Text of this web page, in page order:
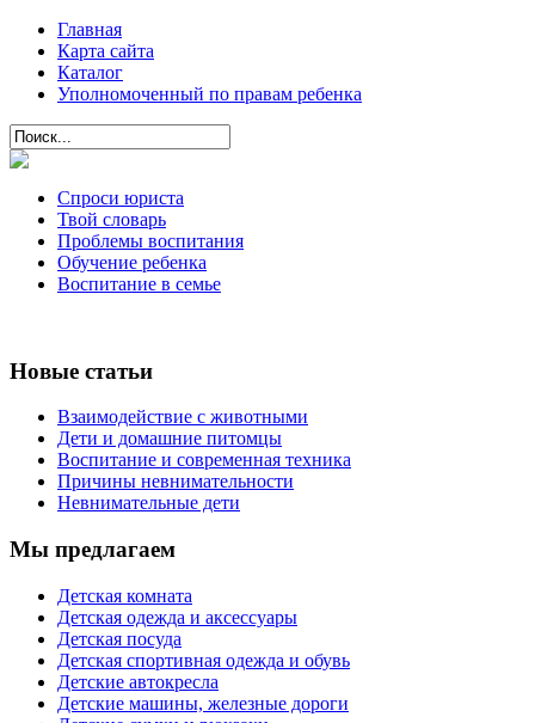
Главная
Карта сайта
Каталог
Уполномоченный по правам ребенка
Спроси юриста
Твой словарь
Проблемы воспитания
Обучение ребенка
Воспитание в семье
Новые статьи
Взаимодействие с животными
Дети и домашние питомцы
Воспитание и современная техника
Причины невнимательности
Невнимательные дети
Мы предлагаем
Детская комната
Детская одежда и аксессуары
Детская посуда
Детская спортивная одежда и обувь
Детские автокресла
Детские машины, железные дороги